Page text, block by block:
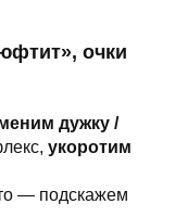
очки
дужку /
укоротим
— подскажем